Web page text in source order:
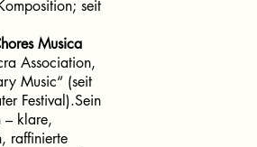
seit
Musica
Association,
Music“ (seit
Festival).Sein
– klare,
raffinierte